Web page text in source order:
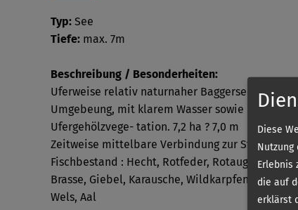
Typ: See
Tiefe: max. 7m
Beschreibung / Besonderheiten:
Uferweise relativ naturnaher Baggersee (ehem.
Umgebeung, mit klarem Wasser sowie mäßig
Ufergehölzvege- tation. 7,2 ha ? 7,0 m
Zeitweise mittelbare Verbindung zur Stever...
Fischbestand : Hecht, Rotfeder, Rotauge,
Brasse, Giebel, Karausche, Wildkarpfen,
Wels, Aal
Diese
Nutzung
Erlebnis
die auf
erklärst